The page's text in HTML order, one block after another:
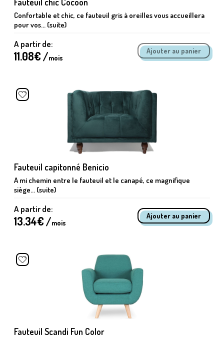
Confortable et chic, ce fauteuil gris à oreilles vous accueillera
pour vos... (suite)
A partir de:
11.08€ /mois
Fauteuil capitonné Benicio
A mi chemin entre le fauteuil et le canapé, ce magnifique
siège... (suite)
A partir de:
13.34€ /mois
Fauteuil Scandi Fun Color